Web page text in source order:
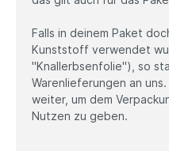
Falls in deinem Paket
Kunststoff verwendet
"Knallerbsenfolie"), so
Warenlieferungen an
weiter, um dem
Nutzen zu geben.